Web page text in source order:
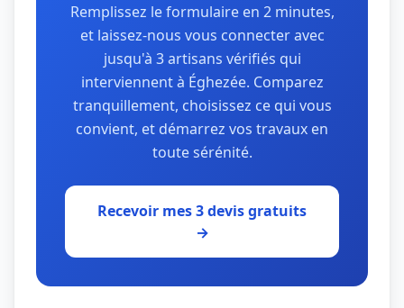
Remplissez le formulaire en 2 minutes,
et laissez-nous vous connecter avec
jusqu'à 3 artisans vérifiés qui
interviennent à Éghezée. Comparez
tranquillement, choisissez ce qui vous
convient, et démarrez vos travaux en
toute sérénité.
Recevoir mes 3 devis gratuits
→